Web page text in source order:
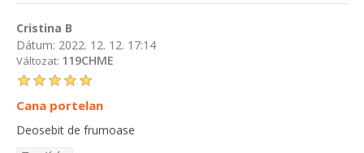
Cristina B
Dátum: 2022. 12. 12. 17:14
Változat: 119CHME
Cana portelan
Deosebit de frumoase